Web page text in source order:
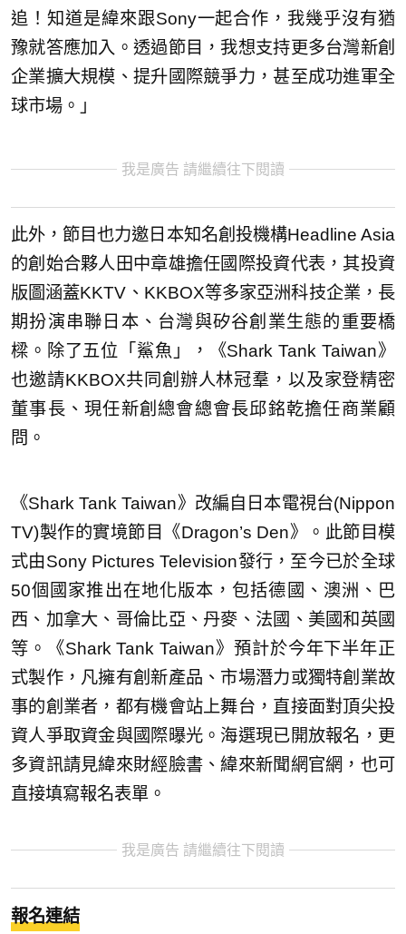
追！知道是緯來跟Sony一起合作，我幾乎沒有猶
豫就答應加入。透過節目，我想支持更多台灣新創
企業擴大規模、提升國際競爭力，甚至成功進軍全
球市場。」
我是廣告 請繼續往下閱讀
此外，節目也力邀日本知名創投機構Headline Asia
的創始合夥人田中章雄擔任國際投資代表，其投資
版圖涵蓋KKTV、KKBOX等多家亞洲科技企業，長
期扮演串聯日本、台灣與矽谷創業生態的重要橋
樑。除了五位「鯊魚」，《Shark Tank Taiwan》
也邀請KKBOX共同創辦人林冠羣，以及家登精密
董事長、現任新創總會總會長邱銘乾擔任商業顧
問。
《Shark Tank Taiwan》改編自日本電視台(Nippon
TV)製作的實境節目《Dragon’s Den》。此節目模
式由Sony Pictures Television發行，至今已於全球
50個國家推出在地化版本，包括德國、澳洲、巴
西、加拿大、哥倫比亞、丹麥、法國、美國和英國
等。《Shark Tank Taiwan》預計於今年下半年正
式製作，凡擁有創新產品、市場潛力或獨特創業故
事的創業者，都有機會站上舞台，直接面對頂尖投
資人爭取資金與國際曝光。海選現已開放報名，更
多資訊請見緯來財經臉書、緯來新聞網官網，也可
直接填寫報名表單。
我是廣告 請繼續往下閱讀
報名連結